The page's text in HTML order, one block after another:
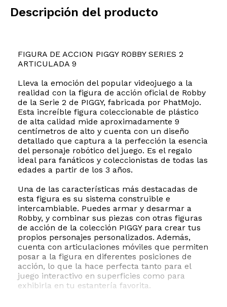
Descripción del producto
FIGURA DE ACCION PIGGY ROBBY SERIES 2
ARTICULADA 9
Lleva la emoción del popular videojuego a la
realidad con la figura de acción oficial de Robby
de la Serie 2 de PIGGY, fabricada por PhatMojo.
Esta increíble figura coleccionable de plástico
de alta calidad mide aproximadamente 9
centímetros de alto y cuenta con un diseño
detallado que captura a la perfección la esencia
del personaje robótico del juego. Es el regalo
ideal para fanáticos y coleccionistas de todas las
edades a partir de los 3 años.
Una de las características más destacadas de
esta figura es su sistema construible e
intercambiable. Puedes armar y desarmar a
Robby, y combinar sus piezas con otras figuras
de acción de la colección PIGGY para crear tus
propios personajes personalizados. Además,
cuenta con articulaciones móviles que permiten
posar a la figura en diferentes posiciones de
acción, lo que la hace perfecta tanto para el
juego interactivo en superficies como para
exhibirla en tu estantería favorita.